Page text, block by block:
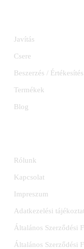
Javítás
Csere
Beszerzés / Értékesítés
Termékek
Blog
Rólunk
Kapcsolat
Impreszum
Adatkezelési
Általános Szerződési
Általános Szerződési